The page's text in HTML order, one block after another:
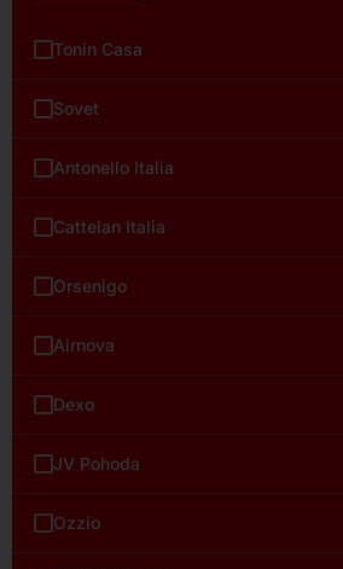
Tonin Casa
Sovet
Antonello Italia
Cattelan Italia
Orsenigo
Airnova
Dexo
JV Pohoda
Ozzio